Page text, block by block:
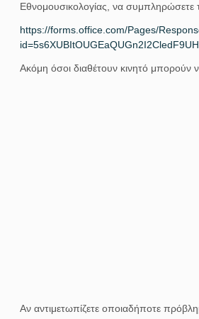
Εθνομουσικολογίας, να
https://forms.office.com/Pages/
Ακόμη όσοι διαθέτουν κινητό μπορούν
Αν αντιμετωπίζετε οποιαδήποτε